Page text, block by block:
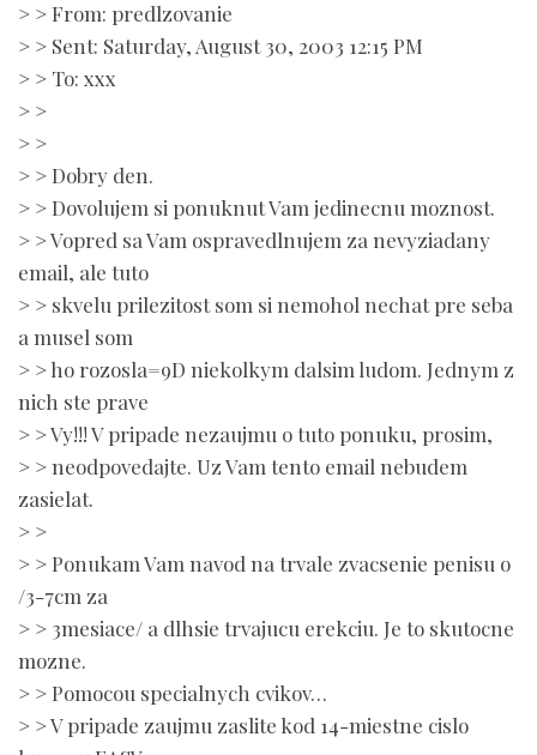
> > From: predlzovanie
> > Sent: Saturday, August 30, 2003 12:15 PM
> > To: xxx
> >
> >
> > Dobry den.
> > Dovolujem si ponuknut Vam jedinecnu moznost.
> > Vopred sa Vam ospravedlnujem za nevyziadany
email, ale tuto
> > skvelu prilezitost som si nemohol nechat pre seba
a musel som
> > ho rozosla=9D niekolkym dalsim ludom. Jednym z
nich ste prave
> > Vy!!! V pripade nezaujmu o tuto ponuku, prosim,
> > neodpovedajte. Uz Vam tento email nebudem
zasielat.
> >
> > Ponukam Vam navod na trvale zvacsenie penisu o
/3-7cm za
> > 3mesiace/ a dlhsie trvajucu erekciu. Je to skutocne
mozne.
> > Pomocou specialnych cvikov…
> > V pripade zaujmu zaslite kod 14-miestne cislo